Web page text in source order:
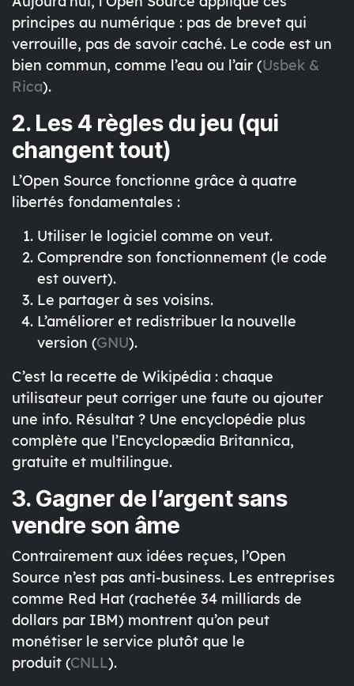
principes au numérique : pas de brevet qui
verrouille, pas de savoir caché. Le code est un
bien commun, comme l’eau ou l’air (Usbek &
Rica).
2. Les 4 règles du jeu (qui
changent tout)
L’Open Source fonctionne grâce à quatre
libertés fondamentales :
Utiliser le logiciel comme on veut.
Comprendre son fonctionnement (le code
est ouvert).
Le partager à ses voisins.
L’améliorer et redistribuer la nouvelle
version (GNU).
C’est la recette de Wikipédia : chaque
utilisateur peut corriger une faute ou ajouter
une info. Résultat ? Une encyclopédie plus
complète que l’Encyclopædia Britannica,
gratuite et multilingue.
3. Gagner de l’argent sans
vendre son âme
Contrairement aux idées reçues, l’Open
Source n’est pas anti-business. Les entreprises
comme Red Hat (rachetée 34 milliards de
dollars par IBM) montrent qu’on peut
monétiser le service plutôt que le
produit (CNLL).